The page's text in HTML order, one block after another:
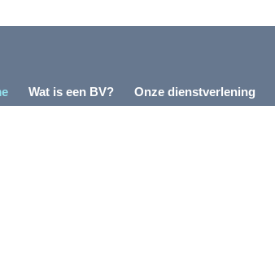
Wat is een BV? Onze dienstverlening